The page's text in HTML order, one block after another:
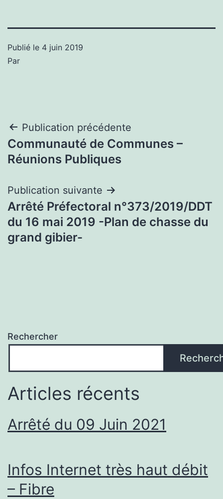
Publié le 4 juin 2019
Par
Navigation
de
Publication précédente
Communauté de Communes –
Réunions Publiques
Publication suivante
Arrêté Préfectoral n°373/2019/DDT
du 16 mai 2019 -Plan de chasse du
grand gibier-
Rechercher
Articles récents
Arrêté du 09 Juin 2021
Infos Internet très haut débit
– Fibre